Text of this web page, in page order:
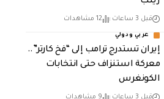
قبل 3 ساعات 12 مشاهدات
عربي ودولي
إيران تستدرج ترامب إلى “فخ كارتر”..
معركة استنزاف حتى انتخابات
الكونغرس
قبل 3 ساعات 9 مشاهدات